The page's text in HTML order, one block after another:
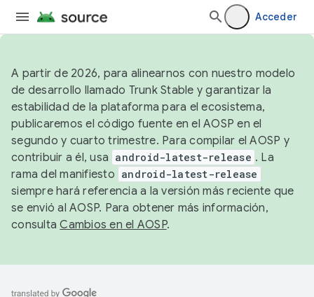
Acceder
A partir de 2026, para alinearnos con nuestro modelo
de desarrollo llamado Trunk Stable y garantizar la
estabilidad de la plataforma para el ecosistema,
publicaremos el código fuente en el AOSP en el
segundo y cuarto trimestre. Para compilar el AOSP y
contribuir a él, usa android-latest-release . La
rama del manifiesto android-latest-release
siempre hará referencia a la versión más reciente que
se envió al AOSP. Para obtener más información,
consultaCambios en el AOSP.